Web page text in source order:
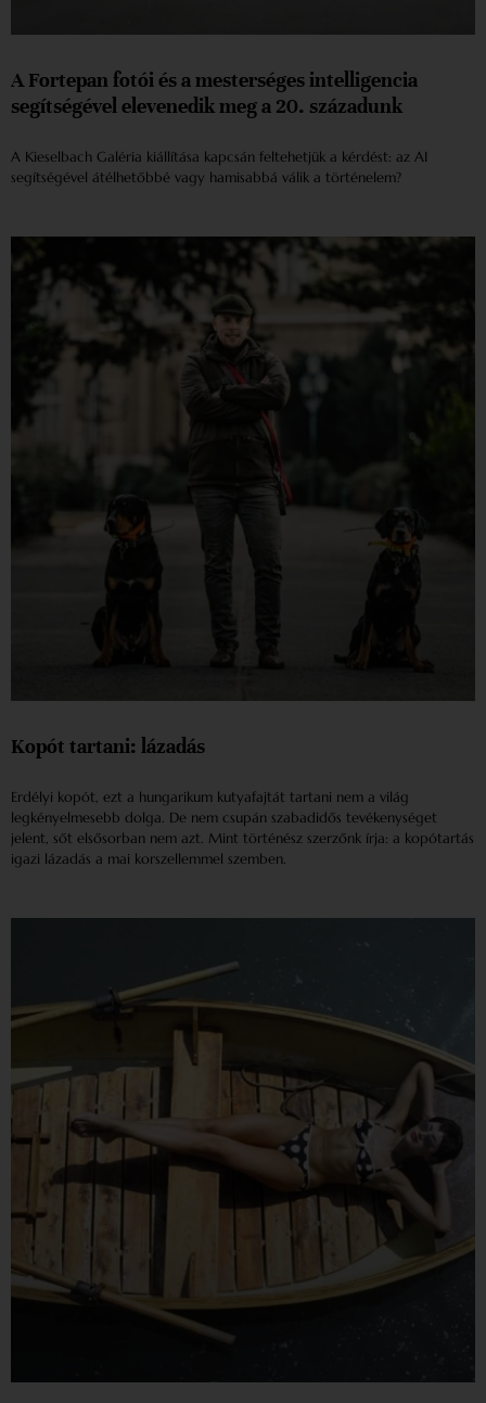
A Fortepan fotói és a mesterséges intelligencia
segítségével elevenedik meg a 20. századunk
A Kieselbach Galéria kiállítása kapcsán feltehetjük a kérdést: az AI
segítségével átélhetőbbé vagy hamisabbá válik a történelem?
Kopót tartani: lázadás
Erdélyi kopót, ezt a hungarikum kutyafajtát tartani nem a világ
legkényelmesebb dolga. De nem csupán szabadidős tevékenységet
jelent, sőt elsősorban nem azt. Mint történész szerzőnk írja: a kopótartás
igazi lázadás a mai korszellemmel szemben.